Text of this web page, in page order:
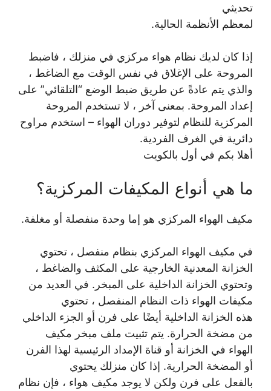
تحديثي
لمعظم الأنظمة الحالية.
إذا كان لديك نظام هواء مركزي في منزلك ، فاضبط
المروحة على الإغلاق في نفس الوقت مع الضاغط ،
والذي يتم عادةً عن طريق ضبط الوضع “التلقائي” على
إعداد المروحة. بمعنى آخر ، لا تستخدم المروحة
المركزية للنظام لتوفير دوران الهواء – استخدم مراوح
دائرية في الغرف الفردية.
أهلا بكم في أول بالكويت
ما هي أنواع المكيفات المركزية؟
مكيف الهواء المركزي هو إما وحدة منفصلة أو مغلفة.
في مكيف الهواء المركزي بنظام منفصل ، تحتوي
الخزانة المعدنية الخارجية على المكثف والضاغط ،
وتحتوي الخزانة الداخلية على المبخر. في العديد من
مكيفات الهواء ذات النظام المنفصل ، تحتوي
هذه الخزانة الداخلية أيضًا على فرن أو الجزء الداخلي
من مضخة الحرارة. يتم تثبيت ملف مبخر مكيف
الهواء في الخزانة أو قناة الإمداد الرئيسية لهذا الفرن
أو المضخة الحرارية. إذا كان منزلك يحتوي
بالفعل على فرن ولكن لا يوجد مكيف هواء ، فإن نظام